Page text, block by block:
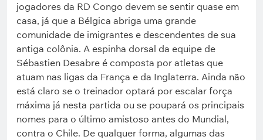
jogadores da RD Congo devem se sentir quase em
casa, já que a Bélgica abriga uma grande
comunidade de imigrantes e descendentes de sua
antiga colônia. A espinha dorsal da equipe de
Sébastien Desabre é composta por atletas que
atuam nas ligas da França e da Inglaterra. Ainda não
está claro se o treinador optará por escalar força
máxima já nesta partida ou se poupará os principais
nomes para o último amistoso antes do Mundial,
contra o Chile. De qualquer forma, algumas das